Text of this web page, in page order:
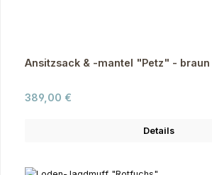
Ansitzsack & -mantel "Petz" - braun
Regulärer Preis:
389,00 €
Details